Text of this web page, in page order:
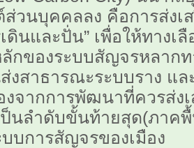
วนบุคคลลง คือการส่งเ
เดินและปั่น” เพื่อให้ทางเ
กของระบบสัญจรหลาก
สาธารณะระบบราง แ
งจากการพัฒนาที่ควรส่ง
นลำดับขั้นท้ายสุด(ภาค
บบการสัญจรของเมือง